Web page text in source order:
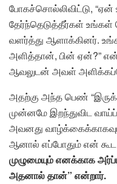
போகச்சொல்லிவிட்டு,
தேர்ந்தெடுத்தீர்கள்
வளர்த்து ஆளாக்கினர்.
அளித்தான், பின் ஏன்?”
ஆவலுடன் அவள்
அதற்கு அந்த பெண்
முன்னமே இறந்துவிட
அவனது
ஆனால் எப்போதும் என் கூட
முழுமையும் எனக்காக
அதனால் தான்” என்றார்.